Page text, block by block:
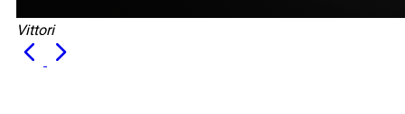
Vittori